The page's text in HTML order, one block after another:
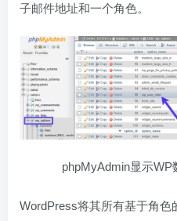
子邮件地址和一个角色。
phpMyAdmin显示
WordPress将其所有基于角色